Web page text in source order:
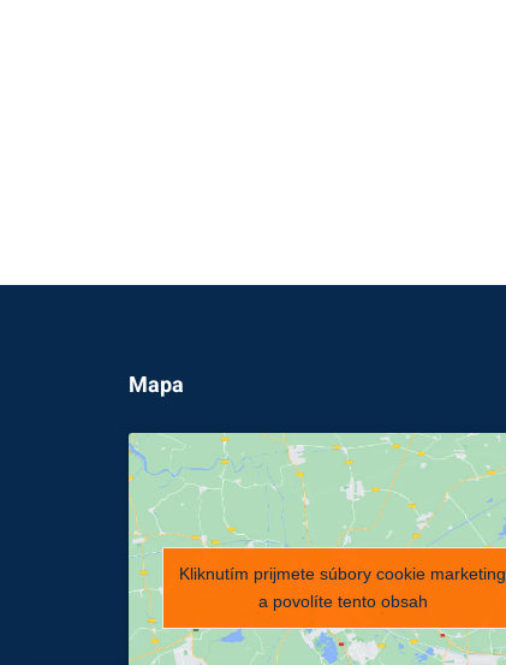
Mapa
Kliknutím prijmete súbory cookie marketing
a povolíte tento obsah